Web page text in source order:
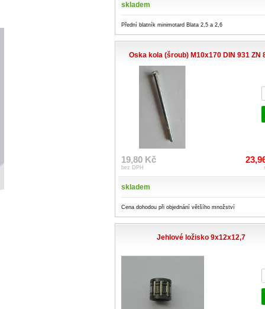
skladem
Přední blatník minimotard Blata 2,5 a 2,6
Oska kola (šroub) M10x170 DIN 931 ZN
19,80 Kč
bez DPH
skladem
Cena dohodou při objednání většího množství
Jehlové ložisko 9x12x12,7